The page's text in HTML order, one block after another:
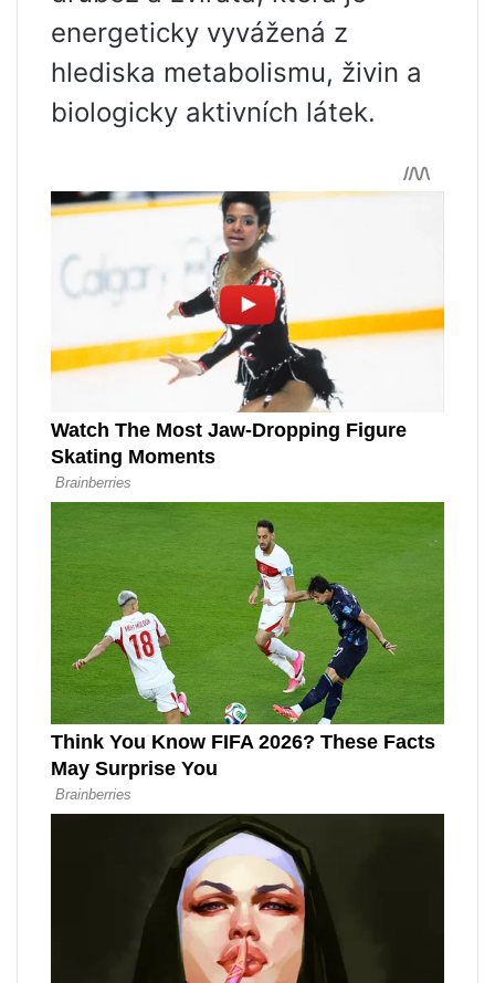
energeticky vyvážená z
hlediska metabolismu, živin a
biologicky aktivních látek.